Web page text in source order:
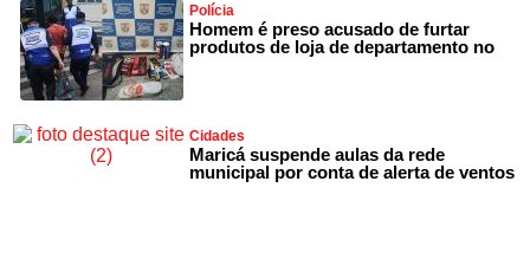
Polícia
Homem é preso acusado de furtar
produtos de loja de departamento no
Cidades
Maricá suspende aulas da rede
municipal por conta de alerta de ventos